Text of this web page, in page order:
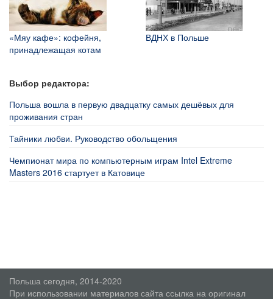
«Мяу кафе»: кофейня,
принадлежащая котам
ВДНХ в Польше
Выбор редактора:
Польша вошла в первую двадцатку самых дешёвых для
проживания стран
Тайники любви. Руководство обольщения
Чемпионат мира по компьютерным играм Intel Extreme
Masters 2016 стартует в Катовице
Польша сегодня, 2014-2020
При использовании материалов сайта ссылка на оригинал